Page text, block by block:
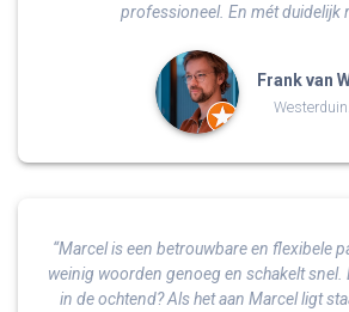
professioneel. En mét duidelijk
Frank van
“Marcel is een betrouwbare en flexibele
weinig woorden genoeg en schakelt snel.
in de ochtend? Als het aan Marcel ligt